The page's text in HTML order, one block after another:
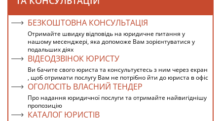
БЕЗКОШТОВНА КОНСУЛЬТАЦІЯ
Отримайте швидку відповідь на юридичне питання у
нашому месенджері, яка допоможе Вам зорієнтуватися у
подальших діях
ВІДЕОДЗВІНОК ЮРИСТУ
Ви бачите свого юриста та консультуєтесь з ним через екран
, щоб отримати послугу Вам не потрібно йти до юриста в офіс
ОГОЛОСІТЬ ВЛАСНИЙ ТЕНДЕР
Про надання юридичної послуги та отримайте найвигіднішу
пропозицію
КАТАЛОГ ЮРИСТІВ